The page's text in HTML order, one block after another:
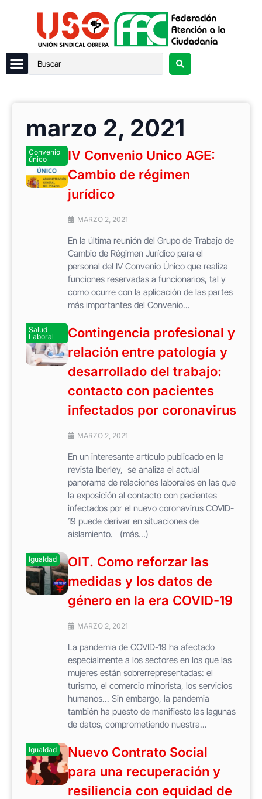
marzo 2, 2021
Convenio
único
IV Convenio Unico AGE:
Cambio de régimen
jurídico
MARZO 2, 2021
En la última reunión del Grupo de Trabajo de
Cambio de Régimen Jurídico para el
personal del IV Convenio Único que realiza
funciones reservadas a funcionarios, tal y
como ocurre con la aplicación de las partes
más importantes del Convenio...
Salud
Laboral
Contingencia profesional y
relación entre patología y
desarrollado del trabajo:
contacto con pacientes
infectados por coronavirus
MARZO 2, 2021
En un interesante artículo publicado en la
revista Iberley, se analiza el actual
panorama de relaciones laborales en las que
la exposición al contacto con pacientes
infectados por el nuevo coronavirus COVID-
19 puede derivar en situaciones de
aislamiento. (más…)
Igualdad
OIT. Como reforzar las
medidas y los datos de
género en la era COVID-19
MARZO 2, 2021
La pandemia de COVID-19 ha afectado
especialmente a los sectores en los que las
mujeres están sobrerrepresentadas: el
turismo, el comercio minorista, los servicios
humanos... Sin embargo, la pandemia
también ha puesto de manifiesto las lagunas
de datos, comprometiendo nuestra...
Igualdad
Nuevo Contrato Social
para una recuperación y
resiliencia con equidad de